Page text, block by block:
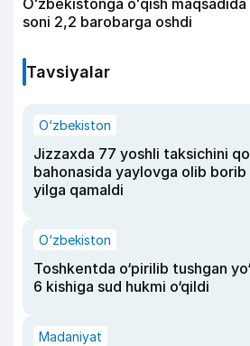
Oʻzbekistonga oʻqish
soni 2,2 barobarga oshdi
Tavsiyalar
O‘zbekiston
Jizzaxda 77 yoshli taksichini
bahonasida yaylovga olib
yilga qamaldi
O‘zbekiston
Toshkentda o‘pirilib tushgan
6 kishiga sud hukmi o‘qildi
Madaniyat